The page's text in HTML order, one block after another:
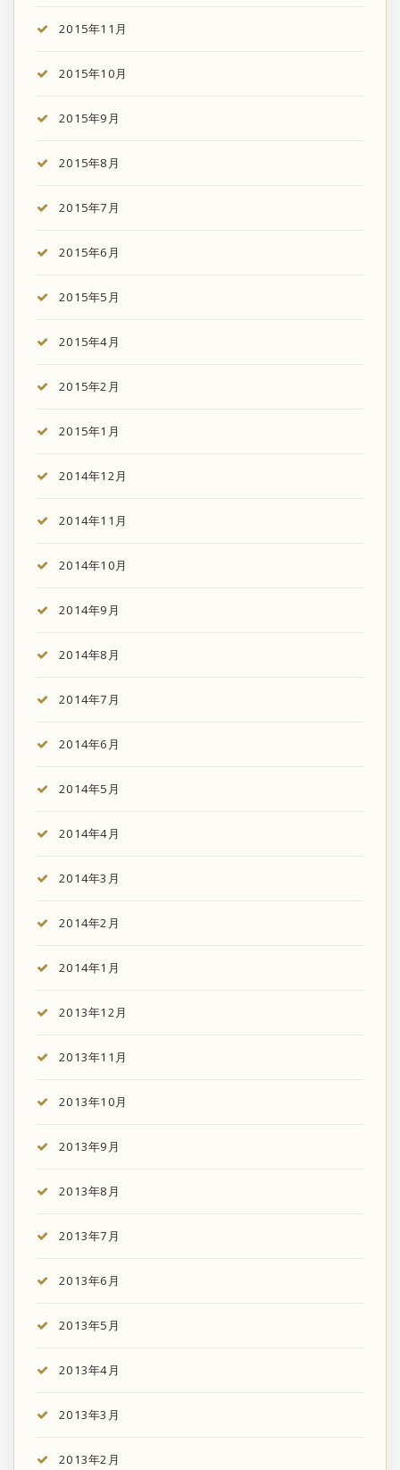
2015年11月
2015年10月
2015年9月
2015年8月
2015年7月
2015年6月
2015年5月
2015年4月
2015年2月
2015年1月
2014年12月
2014年11月
2014年10月
2014年9月
2014年8月
2014年7月
2014年6月
2014年5月
2014年4月
2014年3月
2014年2月
2014年1月
2013年12月
2013年11月
2013年10月
2013年9月
2013年8月
2013年7月
2013年6月
2013年5月
2013年4月
2013年3月
2013年2月